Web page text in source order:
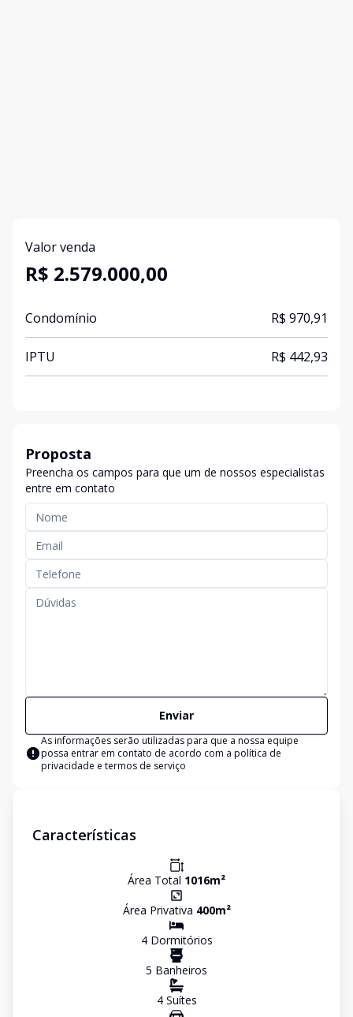
Valor venda
R$ 2.579.000,00
Condomínio R$ 970,91
IPTU R$ 442,93
Proposta
Preencha os campos para que um de nossos especialistas
entre em contato
Enviar
As informações serão utilizadas para que a nossa equipe
possa entrar em contato de acordo com a política de
privacidade e termos de serviço
Características
Área Total 1016m²
Área Privativa 400m²
4Dormitórios
5 Banheiros
4Suítes